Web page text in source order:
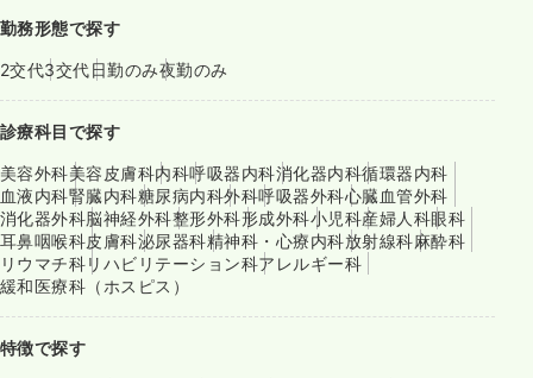
勤務形態で探す
2交代3交代日勤のみ夜勤のみ
診療科目で探す
美容外科美容皮膚科内科呼吸器内科消化器内科循環器内科
血液内科腎臓内科糖尿病内科外科呼吸器外科心臓血管外科
消化器外科脳神経外科整形外科形成外科小児科産婦人科眼科
耳鼻咽喉科皮膚科泌尿器科精神科・心療内科放射線科麻酔科
リウマチ科リハビリテーション科アレルギー科
緩和医療科（ホスピス）
特徴で探す